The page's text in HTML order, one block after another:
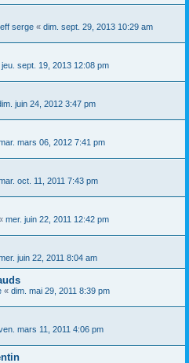
serge « dim. sept. 29, 2013 10:29 am
jeu. sept. 19, 2013 12:08 pm
juin 24, 2012 3:47 pm
mars 06, 2012 7:41 pm
oct. 11, 2011 7:43 pm
mer. juin 22, 2011 12:42 pm
juin 22, 2011 8:04 am
« dim. mai 29, 2011 8:39 pm
mars 11, 2011 4:06 pm